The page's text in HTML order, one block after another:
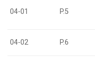
04-01 P.5
04-02 P.6